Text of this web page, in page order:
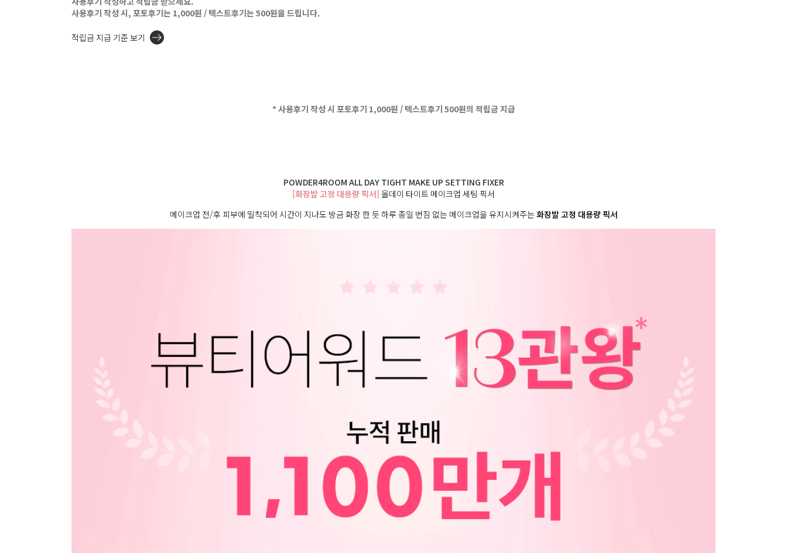
사용후기 작성 시, 포토후기는 1,000원 / 텍스트후기는 500원을 드립니다.
적립금 지급 기준 보기
* 사용후기 작성 시 포토후기 1,000원 / 텍스트후기 500원의 적립금 지급
POWDER4ROOM ALL DAY TIGHT MAKE UP SETTING FIXER
[화장발 고정 대용량 픽서] 올데이 타이트 메이크업 세팅 픽서
메이크업 전/후 피부에 밀착되어 시간이 지나도 방금 화장 한 듯 하루 종일 번짐 없는 메이크업을 유지시켜주는 화장발 고정 대용량 픽서